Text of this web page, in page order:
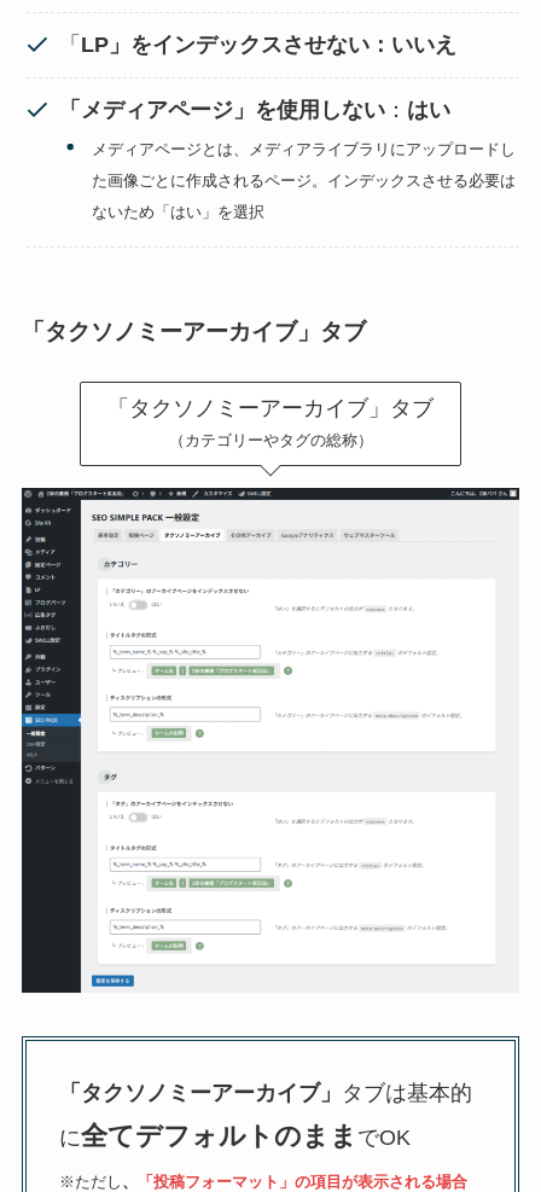
「 LP」をインデックスさせない：いいえ
「メディアページ」を使用しない ： はい
メディアページとは、メディアライブラリにアップロードし
た画像ごとに作成されるページ。インデックスさせる必要は
ないため「はい」を選択
「タクソノミーアーカイブ」タブ
「タクソノミーアーカイブ」タブ
（カテゴリーやタグの総称）
「タクソノミーアーカイブ」 タブは基本的
に全てデフォルトのまま でOK
※ただし 、 「投稿フォーマット」の項目が表示される場合